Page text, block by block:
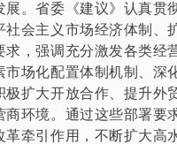
展。省委《建议》认真贯
社会主义市场经济体制、
求，强调充分激发各类经
市场化配置体制机制、深
极扩大开放合作、提升外
商环境。通过这些部署要
革牵引作用，不断扩大高